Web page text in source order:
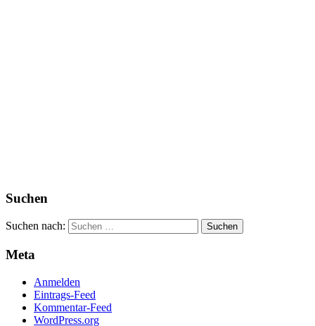
Suchen
Suchen nach:
Meta
Anmelden
Eintrags-Feed
Kommentar-Feed
WordPress.org